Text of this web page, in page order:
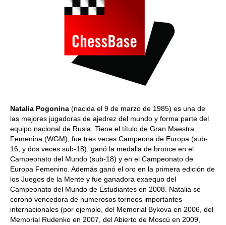
Natalia Pogonina (nacida el 9 de marzo de 1985) es una de
las mejores jugadoras de ajedrez del mundo y forma parte del
equipo nacional de Rusia. Tiene el título de Gran Maestra
Femenina (WGM), fue tres veces Campeona de Europa (sub-
16, y dos veces sub-18), ganó la medalla de bronce en el
Campeonato del Mundo (sub-18) y en el Campeonato de
Europa Femenino. Además ganó el oro en la primera edición de
los Juegos de la Mente y fue ganadora exaequo del
Campeonato del Mundo de Estudiantes en 2008. Natalia se
coronó vencedora de numerosos torneos importantes
internacionales (por ejemplo, del Memorial Bykova en 2006, del
Memorial Rudenko en 2007, del Abierto de Moscú en 2009,